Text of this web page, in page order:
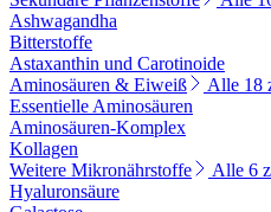
Ashwagandha
Bitterstoffe
Astaxanthin und Carotinoide
Aminosäuren & Eiweiß
Alle 18
Essentielle Aminosäuren
Aminosäuren-Komplex
Kollagen
Weitere Mikronährstoffe
Alle 6
Hyaluronsäure